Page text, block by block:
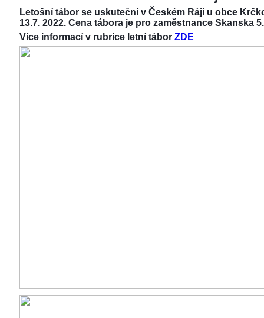
Letošní tábor se uskuteční v Českém Ráji u obce
13.7. 2022. Cena tábora je pro zaměstnance Skanska
Více informací v rubrice letní tábor ZDE